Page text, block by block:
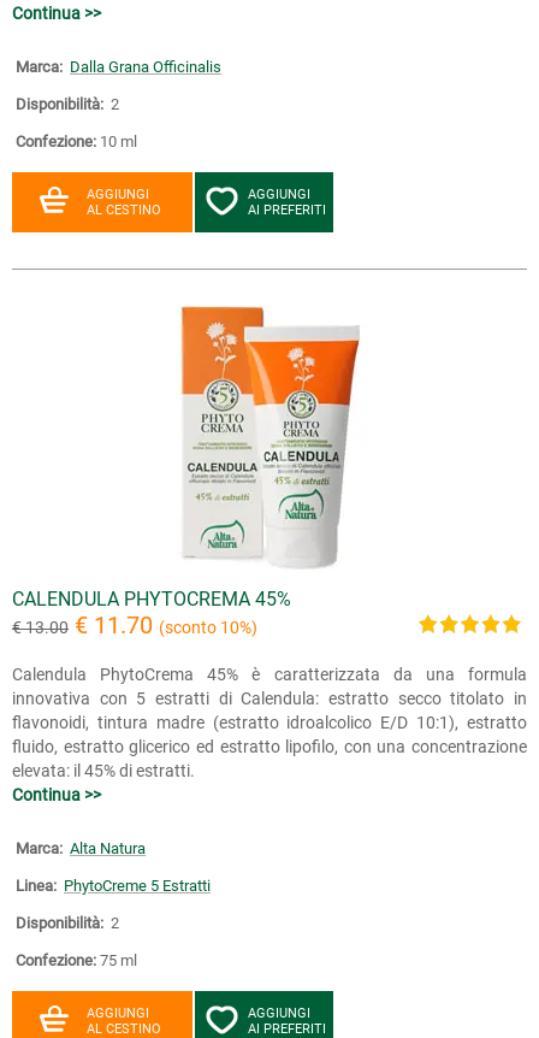
Continua >>
Marca: Dalla Grana Officinalis
Disponibilità: 2
Confezione: 10 ml
AGGIUNGI
AL CESTINO
AGGIUNGI
AI PREFERITI
CALENDULA PHYTOCREMA 45%
€ 13.00 € 11.70 (sconto 10%)
Calendula PhytoCrema 45% è caratterizzata da una formula
innovativa con 5 estratti di Calendula: estratto secco titolato in
flavonoidi, tintura madre (estratto idroalcolico E/D 10:1), estratto
fluido, estratto glicerico ed estratto lipofilo, con una concentrazione
elevata: il 45% di estratti.
Continua >>
Marca: Alta Natura
Linea: PhytoCreme 5 Estratti
Disponibilità: 2
Confezione: 75 ml
AGGIUNGI
AL CESTINO
AGGIUNGI
AI PREFERITI